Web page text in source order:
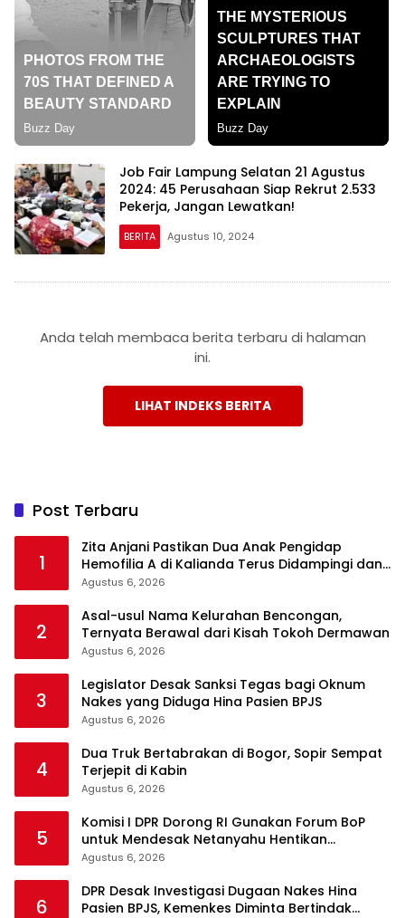
Job Fair Lampung Selatan 21 Agustus
2024: 45 Perusahaan Siap Rekrut 2.533
Pekerja, Jangan Lewatkan!
BERITA Agustus 10, 2024
Anda telah membaca berita terbaru di halaman
ini.
LIHAT INDEKS BERITA
Post Terbaru
1
Zita Anjani Pastikan Dua Anak Pengidap
Hemofilia A di Kalianda Terus Didampingi dan
Dijamin Akses Kesehatan
Agustus 6, 2026
2
Asal-usul Nama Kelurahan Bencongan,
Ternyata Berawal dari Kisah Tokoh Dermawan
Agustus 6, 2026
3
Legislator Desak Sanksi Tegas bagi Oknum
Nakes yang Diduga Hina Pasien BPJS
Agustus 6, 2026
4
Dua Truk Bertabrakan di Bogor, Sopir Sempat
Terjepit di Kabin
Agustus 6, 2026
5
Komisi I DPR Dorong RI Gunakan Forum BoP
untuk Mendesak Netanyahu Hentikan
Serangan ke Gaza
Agustus 6, 2026
6
DPR Desak Investigasi Dugaan Nakes Hina
Pasien BPJS, Kemenkes Diminta Bertindak